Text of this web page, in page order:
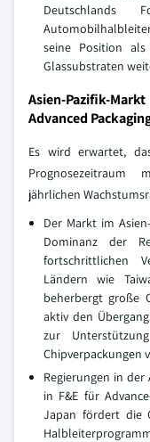
Deutschlands
seine Position
Glassubstraten
Asien-Pazifik-
Advanced
Es wird erwartet,
Prognosezeitraum
jährlichen
Der Markt im
Dominanz der
fortschrittlichen
Ländern wie
beherbergt große
aktiv den
zur
Chipverpackungen
Regierungen in der
in F&E für
Japan fördert die